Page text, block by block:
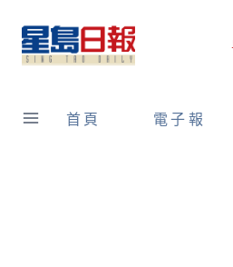
content
首頁 電子報